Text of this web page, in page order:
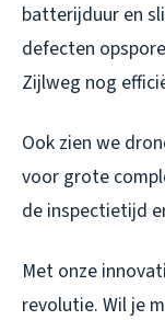
batterijduur en
defecten
Zijlweg nog
Ook zien we
voor grote
de inspectietijd
Met onze
revolutie. Wil je